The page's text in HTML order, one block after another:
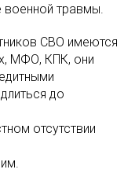
военной травмы.
СВО имеются
МФО, КПК, они
до
отсутствии